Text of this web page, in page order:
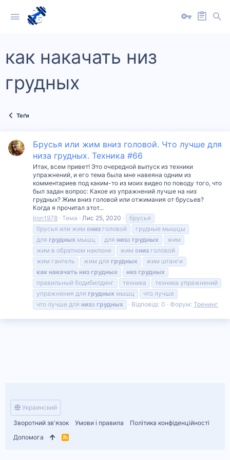
как накачать низ
грудных
Теґи
Брусья или жим вниз головой. Что лучше для
низа грудных. Техника #66
Итак, всем привет! Это очередной выпуск из техники
упражнений, и его тема была мне навеяна одним из
комментариев под каким-то из моих видео по поводу того, что
был задан вопрос: Какое из упражнений лучше на низ
грудных? Жим вниз головой или отжимания от брусьев?
Когда я прочитал этот...
Iron1978 Тема Лис 25, 2020
брусья
брусья или жим вниз головой
грудные мышцы
для грудных мышц для низа грудных
жим
жим в обратном наклоне
жим вниз головой
жим гантель
жим для грудных
жим штанги
как накачать низ грудных низ грудных
правильный бодибилдинг
техника
техника упражнений
упражнения для грудных мышц
что лучше
что лучше для низа грудных Відповіді: 0 Форум: Тренинг
Украинский
Зворотний зв'язок
Умови і правила
Політика конфіденційності
Допомога
R